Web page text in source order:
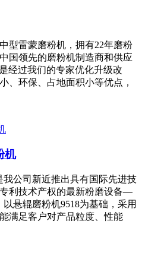
型雷蒙磨粉机，拥有22年磨粉
国领先的磨粉机制造商和供应
经过我们的专家优化升级改
、环保、占地面积小等优点，
机
公司新近推出具有国际先进技
利技术产权的最新粉磨设备—
悬辊磨粉机9518为基础，采用
满足客户对产品粒度、性能